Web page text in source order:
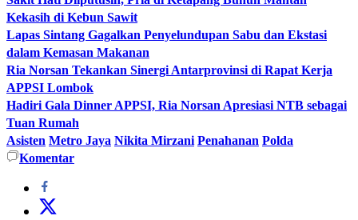
Kekasih di Kebun Sawit
Lapas Sintang Gagalkan Penyelundupan Sabu dan Ekstasi
dalam Kemasan Makanan
Ria Norsan Tekankan Sinergi Antarprovinsi di Rapat Kerja
APPSI Lombok
Hadiri Gala Dinner APPSI, Ria Norsan Apresiasi NTB sebagai
Tuan Rumah
Asisten Metro Jaya Nikita Mirzani Penahanan Polda
Komentar